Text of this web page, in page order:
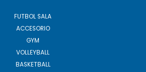
FUTBOL SALA
ACCESORIO
GYM
VOLLEYBALL
BASKETBALL